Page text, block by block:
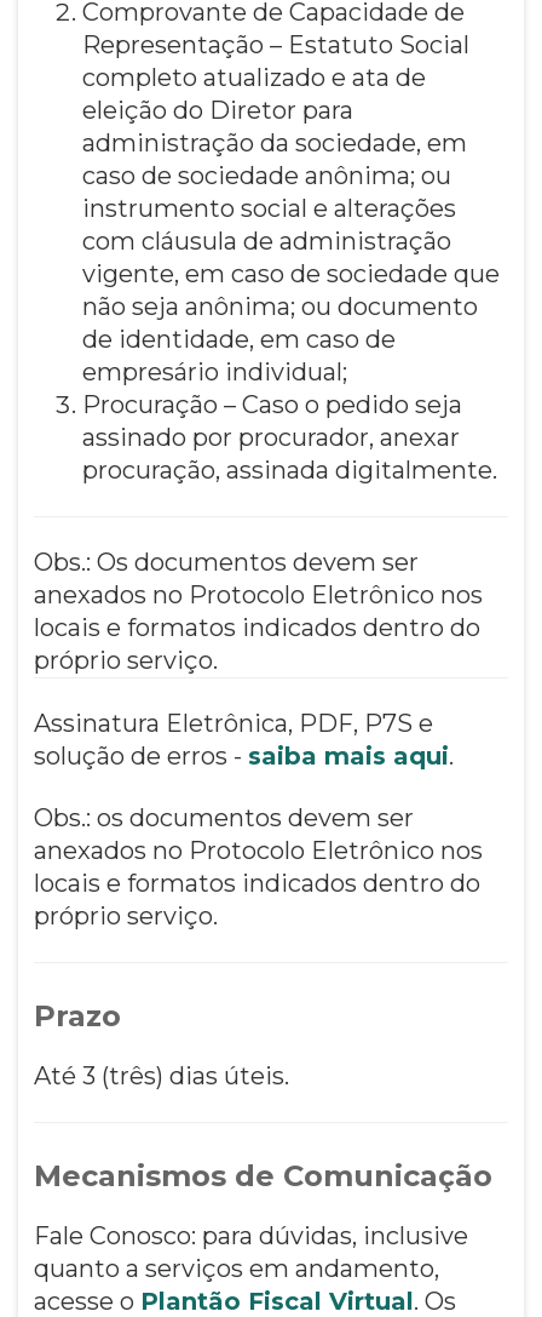
Comprovante de Capacidade de
Representação – Estatuto Social
completo atualizado e ata de
eleição do Diretor para
administração da sociedade, em
caso de sociedade anônima; ou
instrumento social e alterações
com cláusula de administração
vigente, em caso de sociedade que
não seja anônima; ou documento
de identidade, em caso de
empresário individual;
Procuração – Caso o pedido seja
assinado por procurador, anexar
procuração, assinada digitalmente.
Obs.: Os documentos devem ser
anexados no Protocolo Eletrônico nos
locais e formatos indicados dentro do
próprio serviço.
Assinatura Eletrônica, PDF, P7S e
solução de erros - saiba mais aqui.
Obs.: os documentos devem ser
anexados no Protocolo Eletrônico nos
locais e formatos indicados dentro do
próprio serviço.
Prazo
Até 3 (três) dias úteis.
Mecanismos de Comunicação
Fale Conosco: para dúvidas, inclusive
quanto a serviços em andamento,
acesse o Plantão Fiscal Virtual. Os